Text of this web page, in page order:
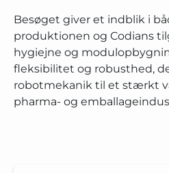
Besøget giver et indblik i
produktionen og Codians
hygiejne og
fleksibilitet og robusthed,
robotmekanik til et stærkt
pharma- og